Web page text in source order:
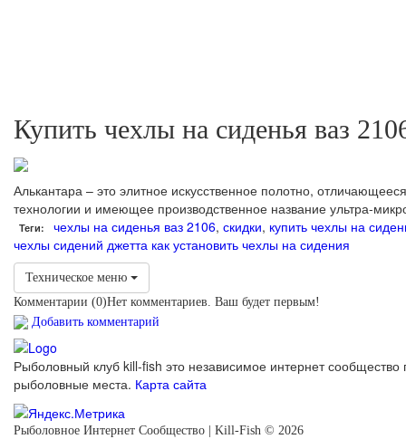
Купить чехлы на сиденья ваз
Алькантара – это элитное искусственное полотно,
технологии и имеющее производственное название ультра-
Теги: чехлы на сиденья ваз 2106, скидки, купить чехлы на
чехлы сидений джетта как установить чехлы на сидения
Техническое меню
Комментарии (0)Нет комментариев. Ваш будет первым!
Добавить комментарий
Рыболовный клуб kill-fish это независимое интернет сообщество
рыболовные места. Карта сайта
Рыболовное Интернет Сообщество | Kill-Fish © 2026